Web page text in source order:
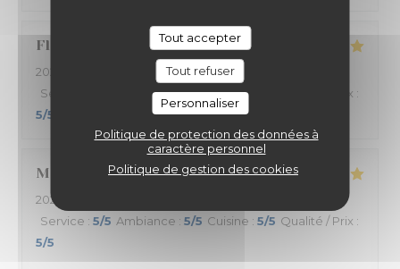
Tout accepter
Tout refuser
Personnaliser
Politique de protection des données à
caractère personnel
Politique de gestion des cookies
Florence
2024-03-13
- 19:30 - Couverts 9
Service
Ambiance:5/5 Cuisine Qualité / Prix :
5/5
Morgan C
2024-03-11
Service : 5/5 Ambiance : 5/5 Cuisine : 5/5 Qualité / Prix :
5/5